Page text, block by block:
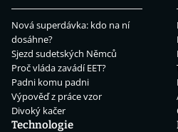
Nová superdávka: kdo na ní
dosáhne?
Sjezd sudetských Němců
Proč vláda zavádí EET?
Padni komu padni
Výpověď z práce vzor
Divoký kačer
Technologie